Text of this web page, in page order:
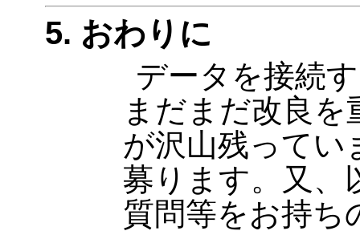
5. おわりに
データを接続
まだまだ改良
が沢山残ってい
募ります。又、
質問等をお持ち